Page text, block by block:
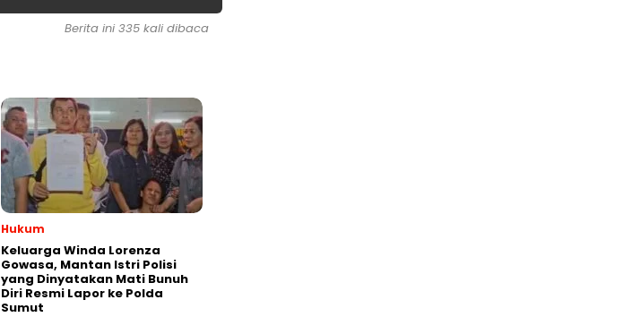
Berita ini 335 kali dibaca
Hukum
Keluarga Winda Lorenza
Gowasa, Mantan Istri Polisi
yang Dinyatakan Mati Bunuh
Diri Resmi Lapor ke Polda
Sumut